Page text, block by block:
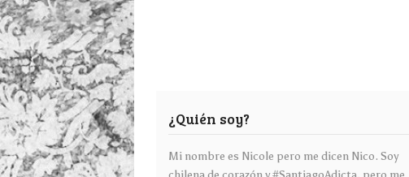
¿Quién soy?
Mi nombre es Nicole pero me dicen Nico. Soy